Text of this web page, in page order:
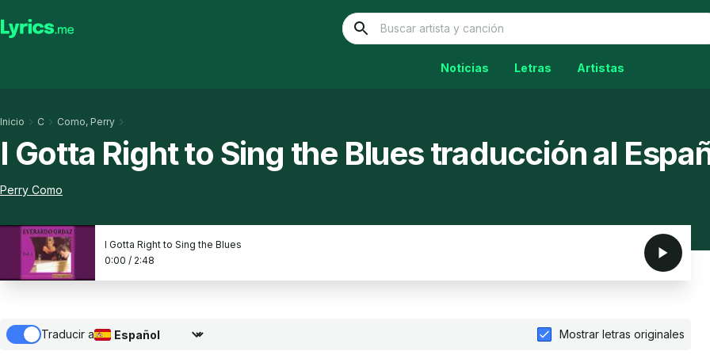
Noticias Letras Artistas
Inicio C Como, Perry
I Gotta Right to Sing the Blues traducción al
Perry Como
I Gotta Right to Sing the Blues
0:00 / 2:48
Traducir a
Seleccionar idioma de traducción Mostrar letras originales